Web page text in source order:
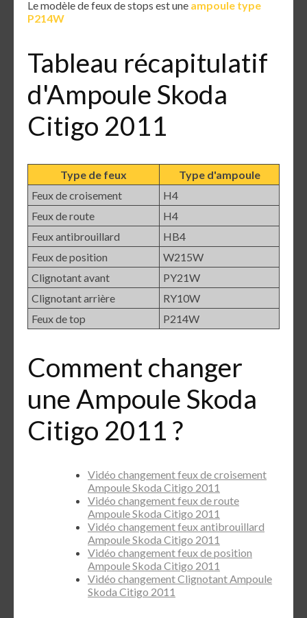
Le modèle de feux de stops est une ampoule type
P214W
Tableau récapitulatif
d'Ampoule Skoda
Citigo 2011
Type de feux
Type d'ampoule
Feux de croisement
H4
Feux de route
H4
Feux antibrouillard
HB4
Feux de position
W215W
Clignotant avant
PY21W
Clignotant arrière
RY10W
Feux de top
P214W
Comment changer
une Ampoule Skoda
Citigo 2011 ?
Vidéo changement feux de croisement
Ampoule Skoda Citigo 2011
Vidéo changement feux de route
Ampoule Skoda Citigo 2011
Vidéo changement feux antibrouillard
Ampoule Skoda Citigo 2011
Vidéo changement feux de position
Ampoule Skoda Citigo 2011
Vidéo changement Clignotant Ampoule
Skoda Citigo 2011